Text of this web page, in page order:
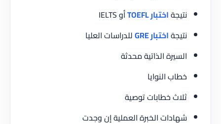
نتيجةاختبار TOEFL
أو IELTS
نتيجةاختبار GRE
للدراسات العليا
السيرة الذاتية محدثة
خطاب النوايا
ثلاث خطابات توصية
شهادات الخبرة العملية إن وجدت